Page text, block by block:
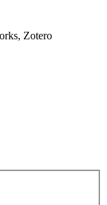
Zotero